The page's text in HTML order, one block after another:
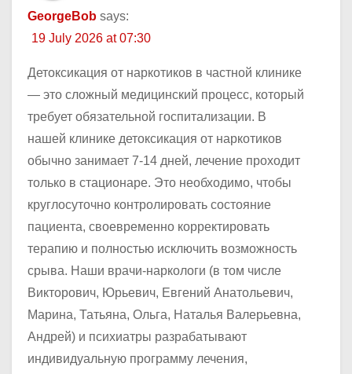
GeorgeBob says:
19 July 2026 at 07:30
Детоксикация от наркотиков в частной клинике
— это сложный медицинский процесс, который
требует обязательной госпитализации. В
нашей клинике детоксикация от наркотиков
обычно занимает 7-14 дней, лечение проходит
только в стационаре. Это необходимо, чтобы
круглосуточно контролировать состояние
пациента, своевременно корректировать
терапию и полностью исключить возможность
срыва. Наши врачи-наркологи (в том числе
Викторович, Юрьевич, Евгений Анатольевич,
Марина, Татьяна, Ольга, Наталья Валерьевна,
Андрей) и психиатры разрабатывают
индивидуальную программу лечения,